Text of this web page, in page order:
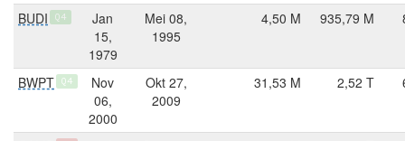
BUDI Q4
Jan
15,
1979
Mei 08,
1995
4,50 M 935,79 M
BWPT Q4
Nov
06,
2000
Okt 27,
2009
31,53 M 2,52 T